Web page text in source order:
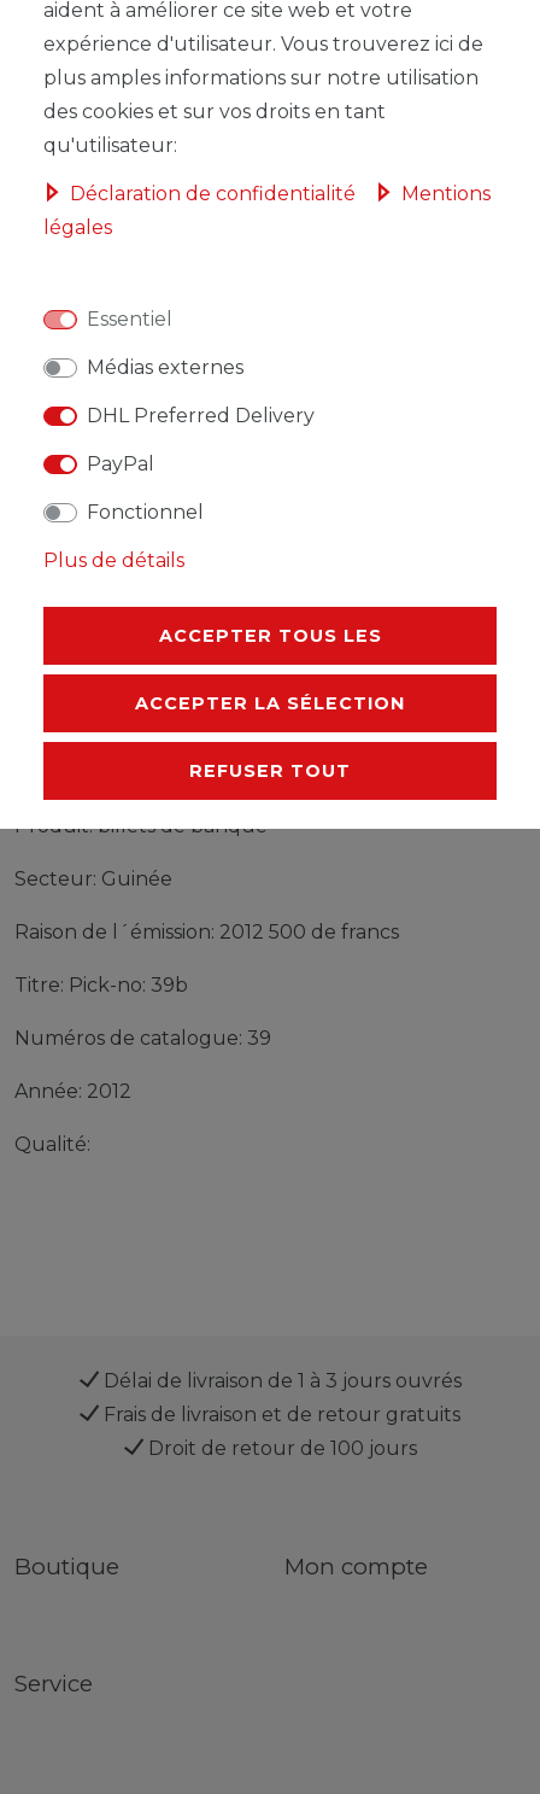
DANS LE PANIER
LISTE DE SOUHAITS
* avec TVA horsFrais de livraison
DESCRIPTION
Produit: billets de banque
Secteur: Guinée
Raison de l´émission: 2012 500 de francs
Titre: Pick-no: 39b
Numéros de catalogue: 39
Année: 2012
Qualité:
Délai de livraison de 1 à 3 jours ouvrés
Frais de livraison et de retour gratuits
Droit de retour de 100 jours
Boutique Mon compte
Service
aident à améliorer ce site web et votre
expérience d'utilisateur. Vous trouverez ici de
plus amples informations sur notre utilisation
des cookies et sur vos droits en tant
qu'utilisateur:
Déclaration de confidentialité
Mentions
légales
Essentiel
Médias externes
DHL Preferred Delivery
PayPal
Fonctionnel
Plus de détails
ACCEPTER TOUS LES
ACCEPTER LA SÉLECTION
REFUSER TOUT